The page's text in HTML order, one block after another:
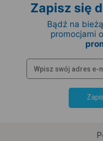
Zapisz się
Bądź na
promocjami